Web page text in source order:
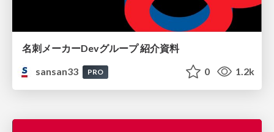
名刺メーカーDevグループ 紹介資料
sansan33
PRO 0 1.2k